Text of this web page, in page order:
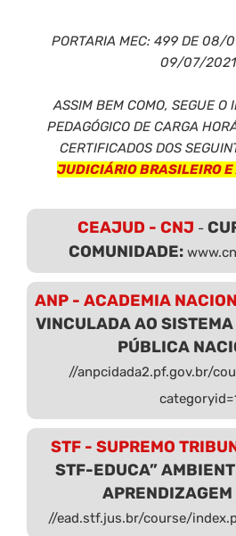
PORTARIA MEC: 499 DE 08/
09/07/
ASSIM BEM COMO, SEGUE O
PEDAGÓGICO DE CARGA
CERTIFICADOS DOS
JUDICIÁRIO BRASILEIRO
CEAJUD - CNJ -
COMUNIDADE:
ANP - ACADEMIA
VINCULADA AO
PÚBLICA
//anpcidada2.pf.gov.br/
STF - SUPREMO
STF-EDUCA”
APRENDIZAGEM
//ead.stf.jus.br/course/